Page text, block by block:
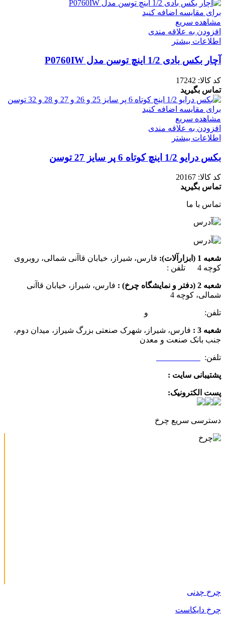
برای مقایسه اضافه کنید
مشاهده سریع
افزودن به علاقه مندی
اطلاعات بیشتر
آچار بکس بادی 1/2 اینچ توسن مدل P0760IW
کد کالا: 17242
تماس بگیرید
برای مقایسه اضافه کنید
مشاهده سریع
افزودن به علاقه مندی
اطلاعات بیشتر
بکس درایو 1/2 اینچ کوتاه 6 پر سایز 27 توسن
کد کالا: 20167
تماس بگیرید
تماس با ما
شعبه 1 (ابزارآلات):
فارس، شیراز، خیابان قاآنی شمالی، روبروی
کوچه 4 تلفن :
شعبه 2 (دفتر و نمایشگاه چرخ) :
فارس، شیراز، خیابان قاآنی
شمالی، کوچه 4
تلفن: و
شعبه 3 :
فارس، شیراز، شهرک صنعتی بزرگ شیراز، میدان دوم،
جنب بانک صنعت و معدن
تلفن:
پشتیبانی سایت :
پست الکترونیک:
دسترسی سریع چرخ
چرخ چدنی
چرخ دایکاست